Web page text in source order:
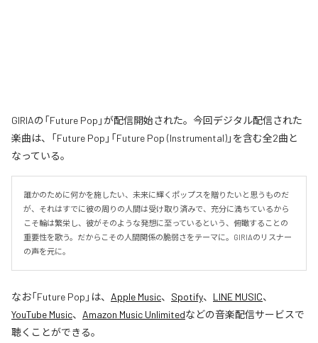
GIRIAの「Future Pop」が配信開始された。今回デジタル配信された
楽曲は、「Future Pop」「Future Pop (Instrumental)」を含む全2曲と
なっている。
誰かのために何かを施したい、未来に輝くポップスを贈りたいと思うものだ
が、それはすでに彼の周りの人間は受け取り済みで、充分に満ちているから
こそ輪は繁栄し、彼がそのような発想に至っているという、俯瞰することの
重要性を歌う。だからこその人間関係の脆弱さをテーマに。GIRIAのリスナー
の声を元に。
なお「Future Pop 」は、 Apple Music、 Spotify、 LINE MUSIC、
YouTube Music、 Amazon Music Unlimitedなどの音楽配信サービスで
聴くことができる。